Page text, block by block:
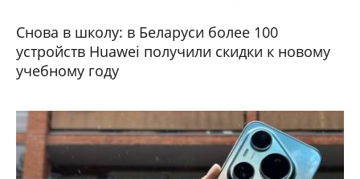
Снова в школу: в Беларуси более 100
устройств Huawei получили скидки к новому
учебному году